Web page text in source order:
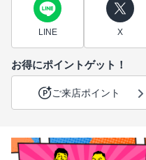
LINE X
お得にポイントゲット！
ご来店ポイント